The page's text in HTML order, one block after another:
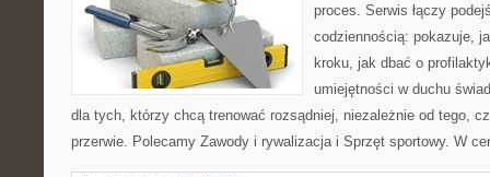
proces. Serwis łączy
codziennością: pokazuje,
kroku, jak dbać o
umiejętności w duchu
dla tych, którzy chcą trenować rozsądniej, niezależnie od tego,
przerwie. Polecamy Zawody i rywalizacja i Sprzęt sportowy. W